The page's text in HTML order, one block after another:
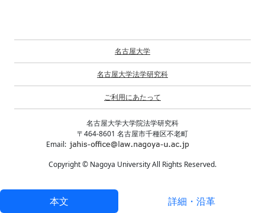
本文 詳細・沿革
名古屋大学
名古屋大学法学研究科
ご利用にあたって
名古屋大学大学院法学研究科
〒464-8601 名古屋市千種区不老町
Email:
Copyright © Nagoya University All Rights Reserved.